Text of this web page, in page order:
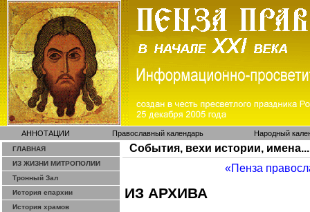
АННОТАЦИИ Православный календарь Народный
ГЛАВНАЯ
ИЗ ЖИЗНИ МИТРОПОЛИИ
Тронный Зал
История епархии
История храмов
События, вехи истории, имена...
«Пенза
ИЗ АРХИВА